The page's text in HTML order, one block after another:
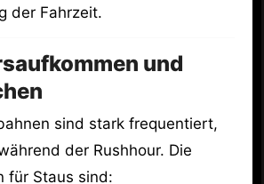
der Fahrzeit.
und
sind stark frequentiert,
der Rushhour. Die
für Staus sind: